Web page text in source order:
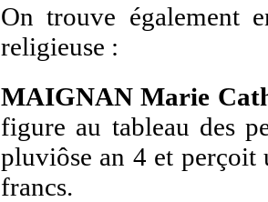
On trouve également
religieuse :
MAIGNAN Marie
figure au tableau des
pluviôse an 4 et perçoit
francs.